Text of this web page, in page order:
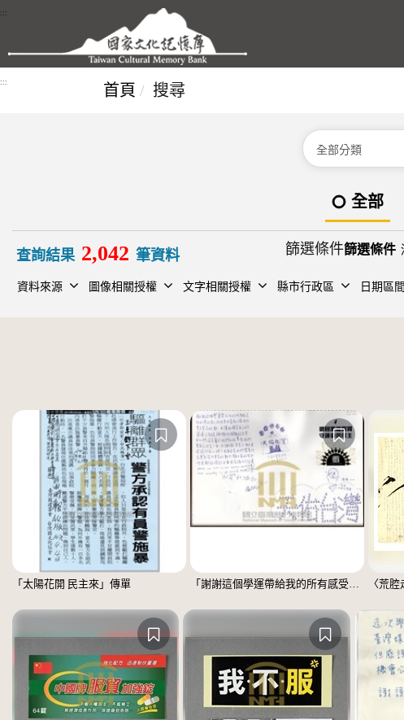
跳到主要內容區塊
:::
::: 首頁 搜尋
分類
全部
查詢結果 2,042 筆資料 篩選條件
資料來源 圖像相關授權 文字相關授權 縣市行政區 日期區間
「太陽花開 民主來」傳單 「謝謝這個學運帶給我的所有感受」文件 = 〈荒